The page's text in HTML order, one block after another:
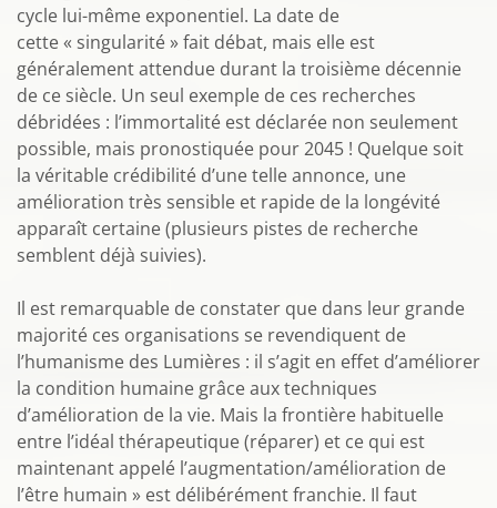
cycle lui-même exponentiel. La date de
cette « singularité » fait débat, mais elle est
généralement attendue durant la troisième décennie
de ce siècle. Un seul exemple de ces recherches
débridées : l’immortalité est déclarée non seulement
possible, mais pronostiquée pour 2045 ! Quelque soit
la véritable crédibilité d’une telle annonce, une
amélioration très sensible et rapide de la longévité
apparaît certaine (plusieurs pistes de recherche
semblent déjà suivies).
Il est remarquable de constater que dans leur grande
majorité ces organisations se revendiquent de
l’humanisme des Lumières : il s’agit en effet d’améliorer
la condition humaine grâce aux techniques
d’amélioration de la vie. Mais la frontière habituelle
entre l’idéal thérapeutique (réparer) et ce qui est
maintenant appelé l’augmentation/amélioration de
l’être humain » est délibérément franchie. Il faut